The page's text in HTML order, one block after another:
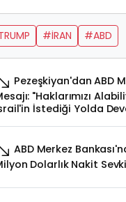
#İRAN #ABD
Pezeşkiyan'dan ABD
"Haklarımızı
İstediği Yolda
ABD Merkez
Dolarlık Nakit